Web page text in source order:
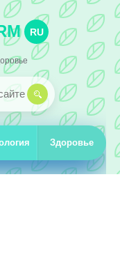
RU
Здоровье